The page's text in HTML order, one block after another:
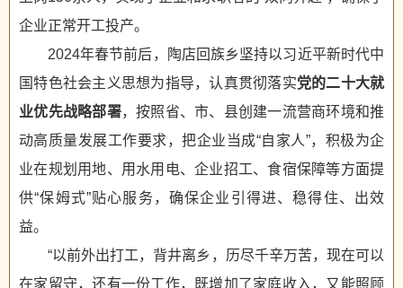
企业正常开工投产。
2024年春节前后，陶店回族乡坚持以习近平新时代中
国特色社会主义思想为指导，认真贯彻落实党的二十大就
业优先战略部署，按照省、市、县创建一流营商环境和推
动高质量发展工作要求，把企业当成“自家人”，积极为企
业在规划用地、用水用电、企业招工、食宿保障等方面提
供“保姆式”贴心服务，确保企业引得进、稳得住、出效
益。
“以前外出打工，背井离乡，历尽千辛万苦，现在可以
在家留守，还有一份工作，既增加了家庭收入，又能照顾